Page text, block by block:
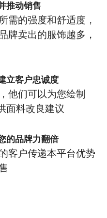
推动销售
需的强度和舒适度，
牌卖出的服饰越多，
立客户忠诚度
他们可以为您绘制
面料改良建议
的品牌力翻倍
客户传递本平台优势